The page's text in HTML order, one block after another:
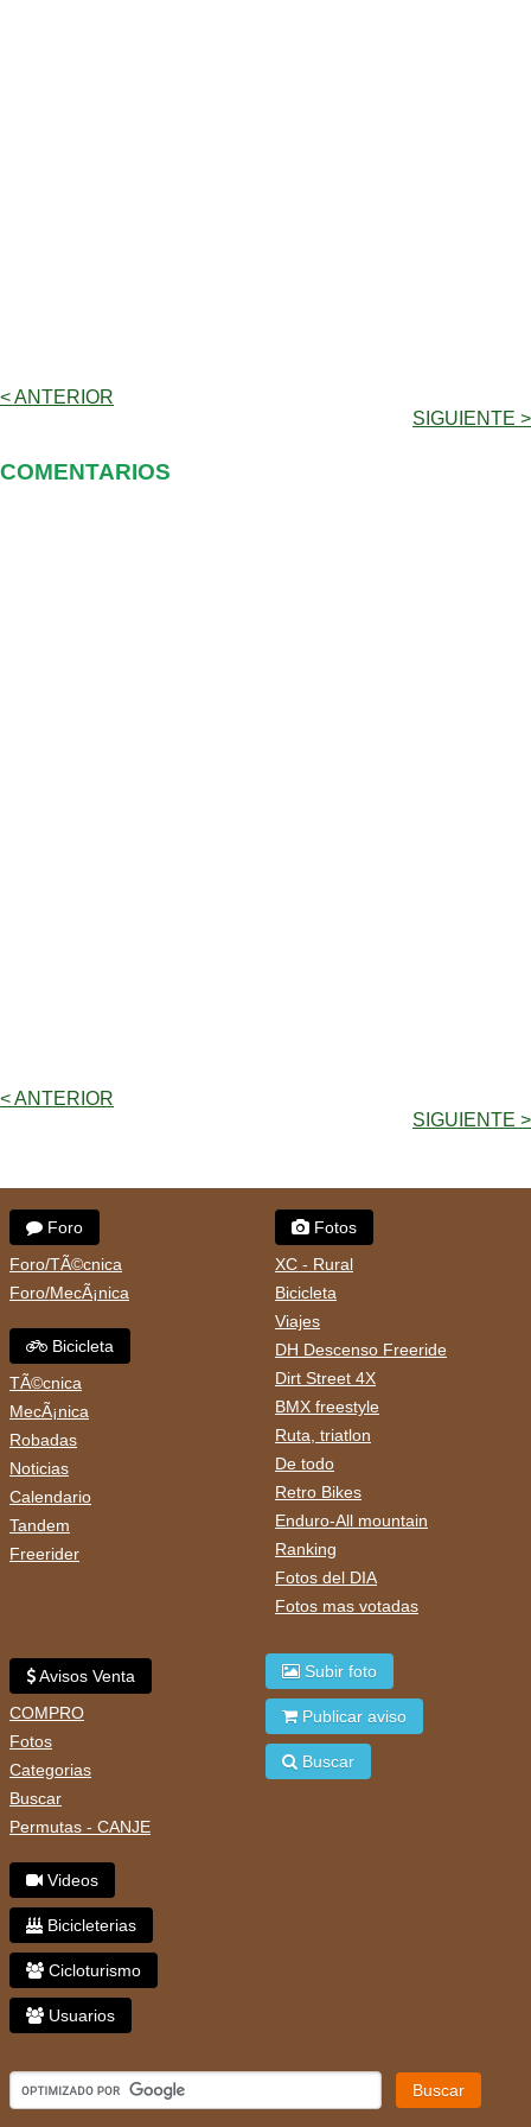
< ANTERIOR
SIGUIENTE >
COMENTARIOS
< ANTERIOR
SIGUIENTE >
Foro
Foro/TÃ©cnica
Foro/MecÃ¡nica
Bicicleta
TÃ©cnica
MecÃ¡nica
Robadas
Noticias
Calendario
Tandem
Freerider
Fotos
XC - Rural
Bicicleta
Viajes
DH Descenso Freeride
Dirt Street 4X
BMX freestyle
Ruta, triatlon
De todo
Retro Bikes
Enduro-All mountain
Ranking
Fotos del DIA
Fotos mas votadas
Avisos Venta
COMPRO
Fotos
Categorias
Buscar
Permutas - CANJE
Videos
Bicicleterias
Cicloturismo
Usuarios
Subir foto
Publicar aviso
Buscar
Buscar